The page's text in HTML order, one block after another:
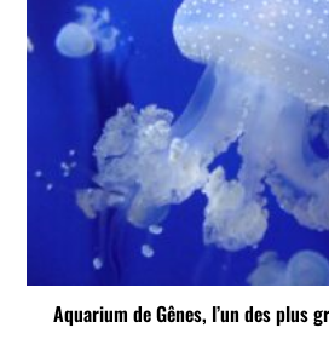
Aquarium de Gênes, l’un des plus